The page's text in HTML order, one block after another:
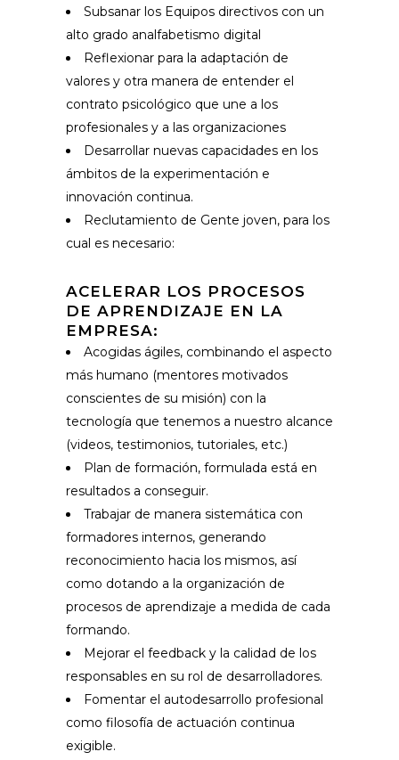
Subsanar los Equipos directivos con un
alto grado analfabetismo digital
Reflexionar para la adaptación de
valores y otra manera de entender el
contrato psicológico que une a los
profesionales y a las organizaciones
Desarrollar nuevas capacidades en los
ámbitos de la experimentación e
innovación continua.
Reclutamiento de Gente joven, para los
cual es necesario:
ACELERAR LOS PROCESOS
DE APRENDIZAJE EN LA
EMPRESA:
Acogidas ágiles, combinando el aspecto
más humano (mentores motivados
conscientes de su misión) con la
tecnología que tenemos a nuestro alcance
(videos, testimonios, tutoriales, etc.)
Plan de formación, formulada está en
resultados a conseguir.
Trabajar de manera sistemática con
formadores internos, generando
reconocimiento hacia los mismos, así
como dotando a la organización de
procesos de aprendizaje a medida de cada
formando.
Mejorar el feedback y la calidad de los
responsables en su rol de desarrolladores.
Fomentar el autodesarrollo profesional
como filosofía de actuación continua
exigible.